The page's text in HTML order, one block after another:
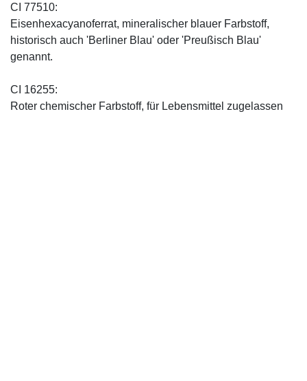
CI 77510:
Eisenhexacyanoferrat, mineralischer blauer Farbstoff,
historisch auch 'Berliner Blau' oder 'Preußisch Blau'
genannt.
CI 16255:
Roter chemischer Farbstoff, für Lebensmittel zugelassen